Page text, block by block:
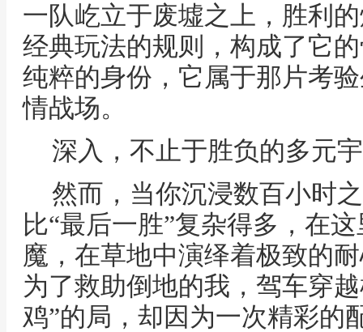
一队屹立于废墟之上，胜利
经典玩法的规则，构成了它
纯粹的身份，它属于那片考
情战场。
深入，不止于胜负的多元
然而，当你沉浸数百小时
比“最后一胜”复杂得多，在
魔，在草地中演绎着极致的
为了救助倒地的我，驾车穿
鸡”的局，却因为一次精彩的